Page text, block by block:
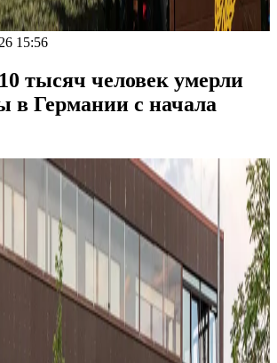
15:56
тысяч человек умерли
в Германии с начала